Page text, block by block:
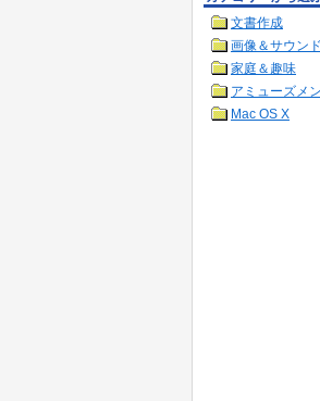
文書作成
画像＆サウンド
家庭＆趣味
アミューズメ
Mac OS X